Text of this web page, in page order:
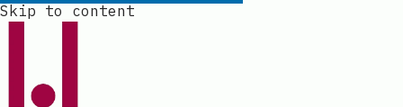
Skip to content